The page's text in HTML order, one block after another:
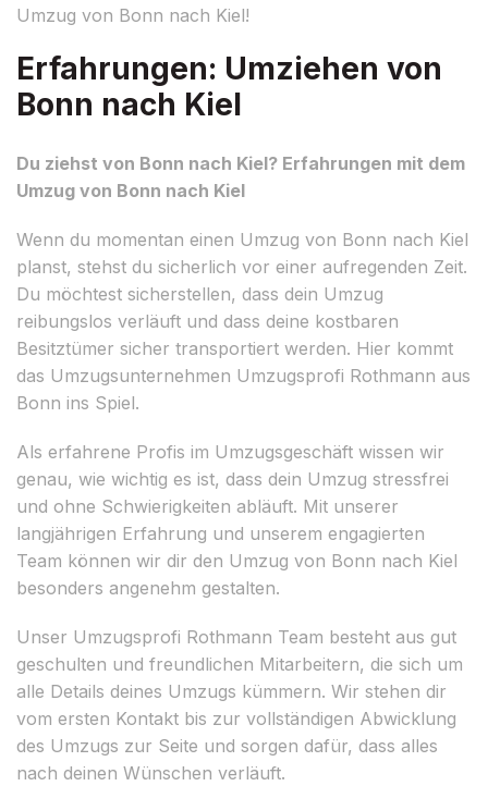
Umzug von Bonn nach Kiel!
Erfahrungen: Umziehen von
Bonn nach Kiel
Du ziehst von Bonn nach Kiel? Erfahrungen mit dem
Umzug von Bonn nach Kiel
Wenn du momentan einen Umzug von Bonn nach Kiel
planst, stehst du sicherlich vor einer aufregenden Zeit.
Du möchtest sicherstellen, dass dein Umzug
reibungslos verläuft und dass deine kostbaren
Besitztümer sicher transportiert werden. Hier kommt
das Umzugsunternehmen Umzugsprofi Rothmann aus
Bonn ins Spiel.
Als erfahrene Profis im Umzugsgeschäft wissen wir
genau, wie wichtig es ist, dass dein Umzug stressfrei
und ohne Schwierigkeiten abläuft. Mit unserer
langjährigen Erfahrung und unserem engagierten
Team können wir dir den Umzug von Bonn nach Kiel
besonders angenehm gestalten.
Unser Umzugsprofi Rothmann Team besteht aus gut
geschulten und freundlichen Mitarbeitern, die sich um
alle Details deines Umzugs kümmern. Wir stehen dir
vom ersten Kontakt bis zur vollständigen Abwicklung
des Umzugs zur Seite und sorgen dafür, dass alles
nach deinen Wünschen verläuft.